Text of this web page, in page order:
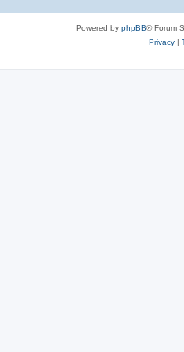
Powered by phpBB® Forum
Privacy|